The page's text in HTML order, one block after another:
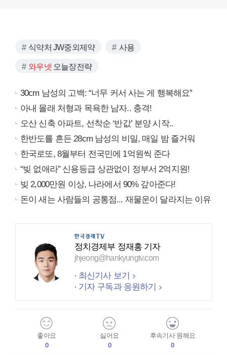
식약처 JW중외제약 사용
와우넷 오늘장전략
30cm 남성의 고백: “너무 커서 사는 게 행복해요”
아내 몰래 처형과 목욕한 남자.. 충격!
오산 신축 아파트, 선착순 ‘반값’ 분양 시작..
한반도를 흔든 28cm 남성의 비밀, 매일 밤 즐거워
한국로또, 8월부터 전국민에 1억원씩 준다
“빚 없애라” 신용등급 상관없이 정부서 2억지원!
빚 2,000만원 이상, 나라에서 90% 갚아준다!
돈이 새는 사람들의 공통점... 재물운이 달라지는 이유
정치경제부 정재홍 기자
jhjeong@hankyungtv.com
최신기사 보기
기자 구독과 응원하기
좋아요
0
싫어요
0
후속기사 원해요
0